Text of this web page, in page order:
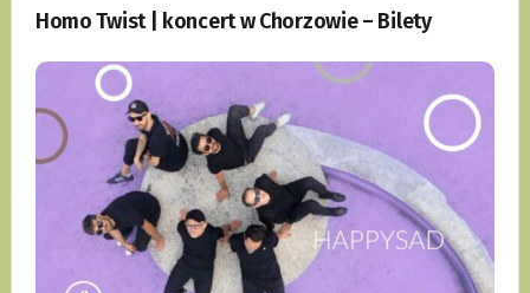
Homo Twist | koncert w Chorzowie – Bilety